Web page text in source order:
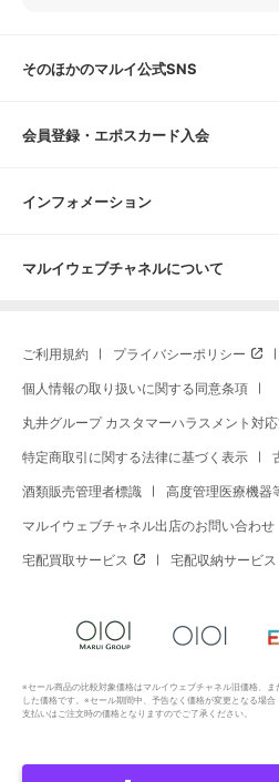
そのほかのマルイ公式SNS
会員登録・エポスカード入会
インフォメーション
マルイウェブチャネルについて
ご利用規約 プライバシーポリシー
個人情報の取り扱いに関する同意条項
丸井グループ カスタマーハラスメント対
特定商取引に関する法律に基づく表示
酒類販売管理者標識 高度管理医療機器
マルイウェブチャネル出店のお問い合わせ
宅配買取サービス 宅配収納サービス
※セール商品の比較対象価格はマルイウェブチャネル旧価格、
した価格です。※セール期間中、予告なく価格が変更となる場
支払いはご注文時の価格となりますのでご了承ください。